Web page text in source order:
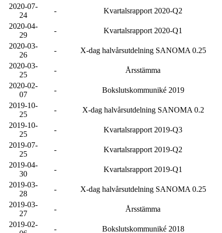
2020-07-
24
-
Kvartalsrapport 2020-Q2
2020-04-
29
-
Kvartalsrapport 2020-Q1
2020-03-
26
-
X-dag halvårsutdelning SANOMA 0.25
2020-03-
25
-
Årsstämma
2020-02-
07
-
Bokslutskommuniké 2019
2019-10-
25
-
X-dag halvårsutdelning SANOMA 0.2
2019-10-
25
-
Kvartalsrapport 2019-Q3
2019-07-
25
-
Kvartalsrapport 2019-Q2
2019-04-
30
-
Kvartalsrapport 2019-Q1
2019-03-
28
-
X-dag halvårsutdelning SANOMA 0.25
2019-03-
27
-
Årsstämma
2019-02-
-
Bokslutskommuniké 2018